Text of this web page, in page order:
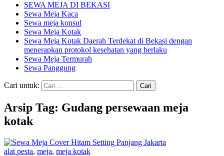
SEWA MEJA DI BEKASI
Sewa Meja Kaca
Sewa meja konsul
Sewa Meja Kotak
Sewa Meja Kotak Daerah Terdekat di Bekasi dengan
menerapkan protokol kesehatan yang berlaku
Sewa Meja Termurah
Sewa Panggung
Cari untuk:
Arsip Tag: Gudang persewaan meja
kotak
alat pesta, meja, meja kotak